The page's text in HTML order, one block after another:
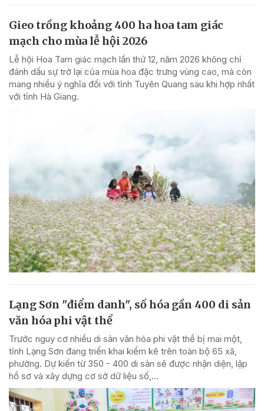
Gieo trồng khoảng 400 ha hoa tam giác
mạch cho mùa lễ hội 2026
Lễ hội Hoa Tam giác mạch lần thứ 12, năm 2026 không chỉ
đánh dấu sự trở lại của mùa hoa đặc trưng vùng cao, mà còn
mang nhiều ý nghĩa đối với tỉnh Tuyên Quang sau khi hợp nhất
với tỉnh Hà Giang.
Lạng Sơn "điểm danh", số hóa gần 400 di sản
văn hóa phi vật thể
Trước nguy cơ nhiều di sản văn hóa phi vật thể bị mai một,
tỉnh Lạng Sơn đang triển khai kiểm kê trên toàn bộ 65 xã,
phường. Dự kiến từ 350 - 400 di sản sẽ được nhận diện, lập
hồ sơ và xây dựng cơ sở dữ liệu số,...